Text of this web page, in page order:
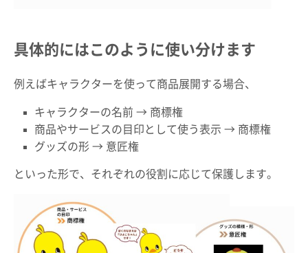
具体的にはこのように使い分けます
例えばキャラクターを使って商品展開する場合、
キャラクターの名前 → 商標権
商品やサービスの目印として使う表示 → 商標権
グッズの形 → 意匠権
といった形で、それぞれの役割に応じて保護します。